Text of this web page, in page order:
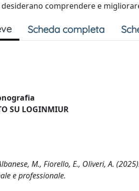
comprendere e
Scheda completa
SU LOGINMIUR
M., Fiorello, E., Oliveri, A.
e professionale.